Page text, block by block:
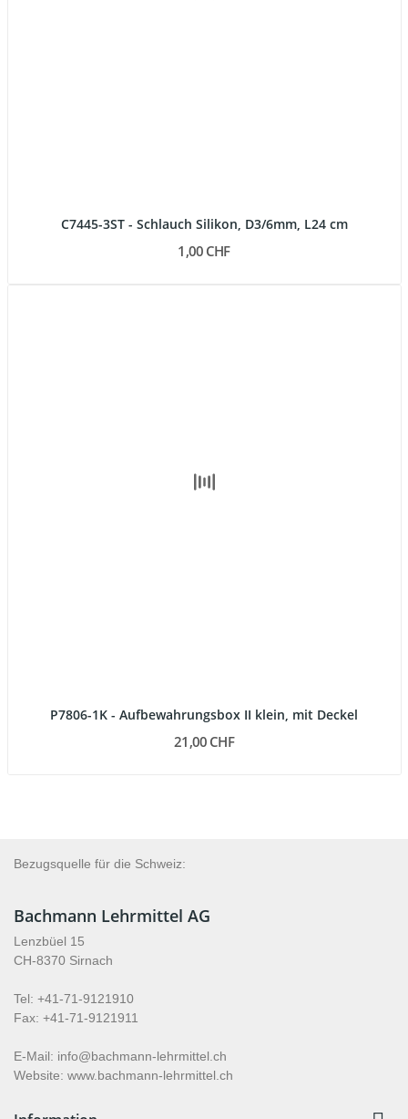
C7445-3ST - Schlauch Silikon, D3/6mm, L24 cm
1,00 CHF
P7806-1K - Aufbewahrungsbox II klein, mit Deckel
21,00 CHF
Bezugsquelle für die Schweiz:
Bachmann Lehrmittel AG
Lenzbüel 15
CH-8370 Sirnach
Tel: +41-71-9121910
Fax: +41-71-9121911
E-Mail: info@bachmann-lehrmittel.ch
Website: www.bachmann-lehrmittel.ch